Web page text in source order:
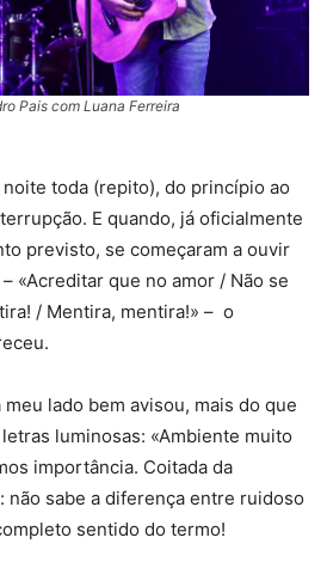
Pais com Luana Ferreira
noite toda (repito), do princípio ao
E quando, já oficialmente
previsto, se começaram a ouvir
– «Acreditar que no amor / Não se
/ Mentira, mentira!» – o
lado bem avisou, mais do que
luminosas: «Ambiente muito
importância. Coitada da
não sabe a diferença entre ruidoso
sentido do termo!